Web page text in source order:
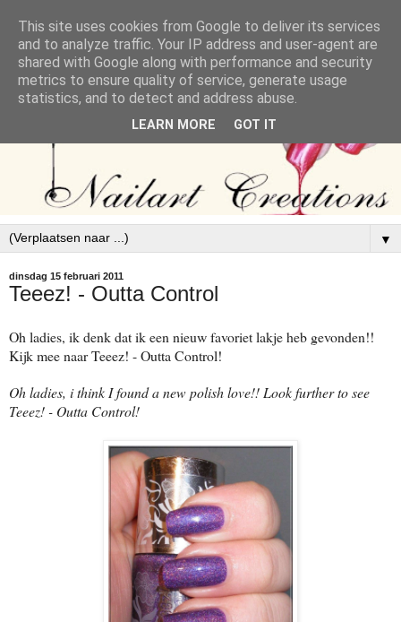
▼
dinsdag 15 februari 2011
Teeez! - Outta Control
Oh ladies, ik denk dat ik een nieuw favoriet lakje heb gevonden!!
Kijk mee naar Teeez! - Outta Control!
Oh ladies, i think I found a new polish love!! Look further to see
Teeez! - Outta Control!
This site uses cookies from Google to deliver its services
and to analyze traffic. Your IP address and user-agent are
shared with Google along with performance and security
metrics to ensure quality of service, generate usage
statistics, and to detect and address abuse.
LEARN MORE GOT IT